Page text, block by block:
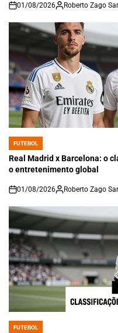
on
01/08/2026 Roberto Zago
POSTED
IN
FUTEBOL
Real Madrid x Barcelona: o
o entretenimento global
on
01/08/2026 Roberto Zago
POSTED
FUTEBOL